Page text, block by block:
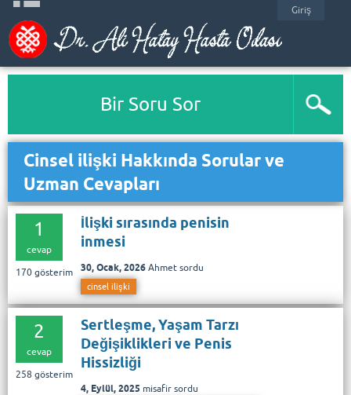
Giriş
Bir Soru Sor
Cinsel ilişki Hakkında Sorular ve
Uzman Cevapları
1
cevap
170 gösterim
İlişki sırasında penisin
inmesi
30, Ocak, 2026 Ahmet sordu
cinsel ilişki
2
cevap
258 gösterim
Sertleşme, Yaşam Tarzı
Değişiklikleri ve Penis
Hissizliği
4, Eylül, 2025 misafir sordu